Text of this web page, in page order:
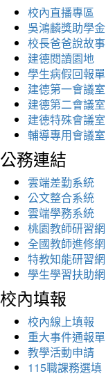
校內直播專區
吳鴻麟獎助學金
校長爸爸說故事
建德閱讀園地
學生病假回報單
建德第一會議室
建德第二會議室
建德特殊會議室
輔導專用會議室
公務連結
雲端差勤系統
公文整合系統
雲端學務系統
桃園教師研習網
全國教師進修網
特教知能研習網
學生學習扶助網
校內填報
校內線上填報
重大事件通報單
教學活動申請
115職課務選填